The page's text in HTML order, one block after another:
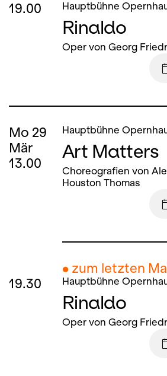
19.00 Hauptbühne
Rinaldo
Oper von Georg
Mo 29
Mär
13.00
Hauptbühne
Art Matters
Choreografien von
Houston Thomas
● zum letzten
19.30
Hauptbühne
Rinaldo
Oper von Georg